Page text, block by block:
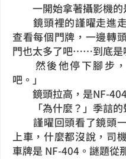
一開始拿著攝影機的
鏡頭裡的謹曜走進走
查看每個門牌，一邊轉
門也太多了吧……到底是
然後他停下腳步，
吧。」
鏡頭拉高，是NF-404
「為什麼？」季誩的
謹曜回頭看了鏡頭一
上車，什麼都沒說，司
車牌是 NF-404。謎題從